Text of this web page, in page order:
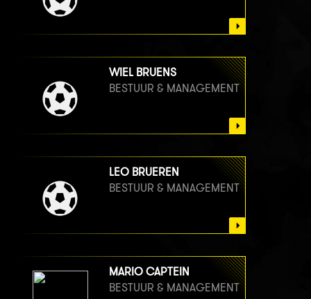
WIEL BRUENS
BESTUUR & MANAGEMENT
LEO BRUEREN
BESTUUR & MANAGEMENT
MARIO CAPTEIN
BESTUUR & MANAGEMENT